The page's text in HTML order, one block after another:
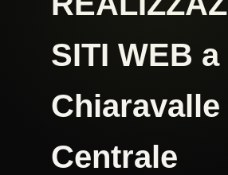
SITI WEB a
Chiaravalle
Centrale